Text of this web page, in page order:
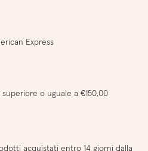
Express
o uguale a €150,00
acquistati entro 14 giorni dalla